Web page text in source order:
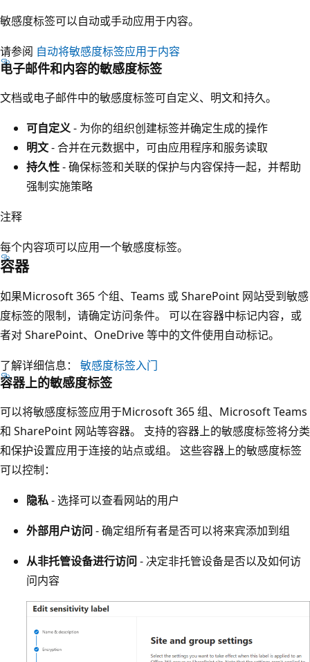
敏感度标签可以自动或手动应用于内容。
请参阅 自动将敏感度标签应用于内容
电子邮件和内容的敏感度标签
文档或电子邮件中的敏感度标签可自定义、明文和持久。
可自定义- 为你的组织创建标签并确定生成的操作
明文- 合并在元数据中，可由应用程序和服务读取
持久性- 确保标签和关联的保护与内容保持一起，并帮助
强制实施策略
注释
每个内容项可以应用一个敏感度标签。
容器
如果Microsoft 365 个组、Teams 或 SharePoint 网站受到敏感
度标签的限制，请确定访问条件。 可以在容器中标记内容，或
者对 SharePoint、OneDrive 等中的文件使用自动标记。
了解详细信息： 敏感度标签入门
容器上的敏感度标签
可以将敏感度标签应用于Microsoft 365 组、Microsoft Teams
和 SharePoint 网站等容器。 支持的容器上的敏感度标签将分类
和保护设置应用于连接的站点或组。 这些容器上的敏感度标签
可以控制：
隐私- 选择可以查看网站的用户
外部用户访问- 确定组所有者是否可以将来宾添加到组
从非托管设备进行访问- 决定非托管设备是否以及如何访
问内容